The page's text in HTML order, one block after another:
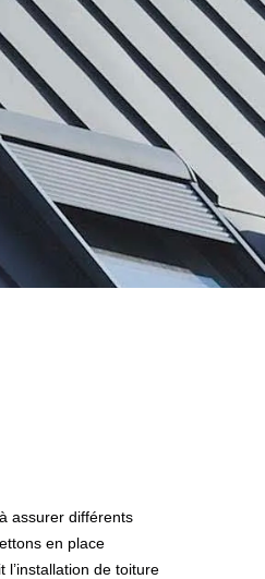
assurer différents
en place
de toiture